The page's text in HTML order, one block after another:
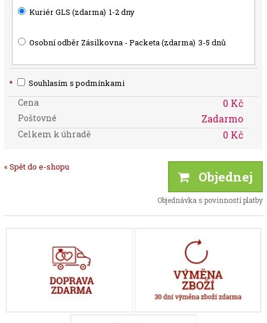
Kuriér GLS (zdarma) 1-2 dny
Osobní odběr Zásilkovna - Packeta (zdarma) 3-5 dnů
* Souhlasím s podmínkami
Cena 0 Kč
Poštovné Zadarmo
Celkem k úhradě 0 Kč
« Spět do e-shopu
Objednej
Objednávka s povinností platby